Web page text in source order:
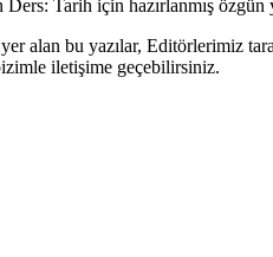
Tarih için hazırlanmış özgün
alan bu yazılar, Editörlerimiz
iletişime geçebilirsiniz.